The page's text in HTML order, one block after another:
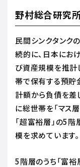
野村総合研究
民間シンクタンク
続的に、日本にお
び資産規模を推計
帯で保有する預貯
計額から負債を差
に総世帯を「マス層
「超富裕層」の5
模を求めています。
5階層のうち「富